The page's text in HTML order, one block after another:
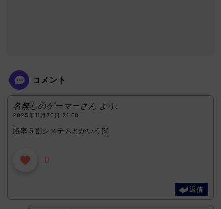
コメント
名無しのゲーマーさん より:
2025年11月20日 21:00
勝率５割システムとかいう闇
0
返信